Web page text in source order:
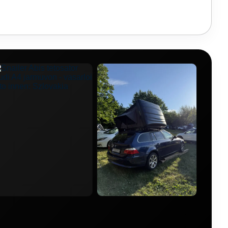
🚙 Suzuki Jimny 🚙 Suzuki S-Cross
Cruiser 🚙 Toyota Proace
🚙 Volkswagen T-Roc